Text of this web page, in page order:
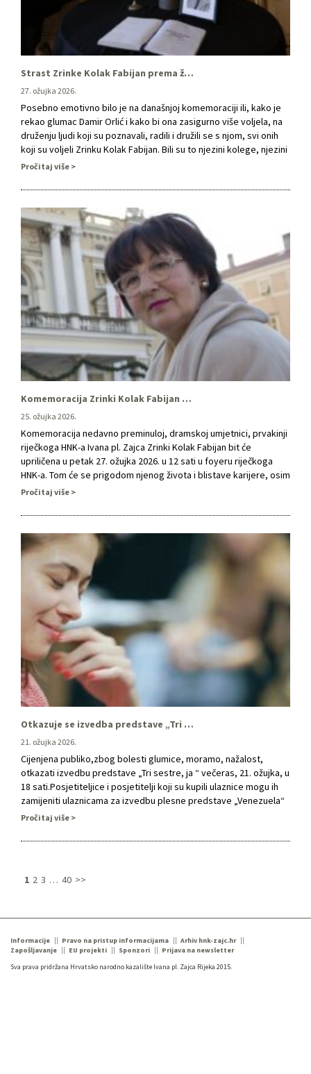
Strast Zrinke Kolak Fabijan prema životu i kazalištu kao trajna inspiracija
27. ožujka 2026.
Posebno emotivno bilo je na današnjoj komemoraciji ili, kako je
rekao glumac Damir Orlić i kako bi ona zasigurno više voljela, na
druženju ljudi koji su poznavali, radili i družili se s njom, svi onih
koji su voljeli Zrinku Kolak Fabijan. Bili su to njezini kolege, njezini
učenici, studenti ali i oni koji su je …
Pročitaj više
Komemoracija Zrinki Kolak Fabijan u petak u riječkom HNK-u
25. ožujka 2026.
Komemoracija nedavno preminuloj, dramskoj umjetnici, prvakinji
riječkoga HNK-a Ivana pl. Zajca Zrinki Kolak Fabijan bit će
upriličena u petak 27. ožujka 2026. u 12 sati u foyeru riječkoga
HNK-a. Tom će se prigodom njenog života i blistave karijere, osim
predstavnika i kolega iz „Zajca“, prisjetiti i predstavnici drugih
Pročitaj više
Otkazuje se izvedba predstave „Tri sestre, ja“ 21. ožujka
21. ožujka 2026.
Cijenjena publiko,zbog bolesti glumice, moramo, nažalost,
otkazati izvedbu predstave „Tri sestre, ja “ večeras, 21. ožujka, u
18 sati.Posjetiteljice i posjetitelji koji su kupili ulaznice mogu ih
zamijeniti ulaznicama za izvedbu plesne predstave „Venezuela“
u petak 27. ili subotu 28. ožujka ili, najkasnije do 27. ožujka,
prodaje, …
Pročitaj više
1 2 3 … 40 >>
Informacije Pravo na pristup informacijama
Arhiv hnk-zajc.hr
Zapošljavanje
EU projekti Sponzori
Prijava na newsletter
Sva prava pridržana Hrvatsko narodno kazalište Ivana pl. Zajca Rijeka 2015.